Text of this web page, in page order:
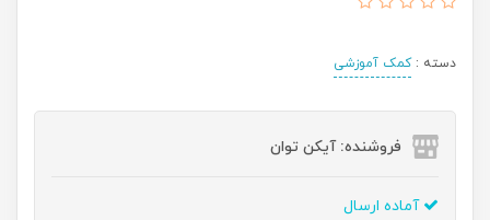
دسته :کمک آموزشی
فروشنده: آیکن توان
آماده ارسال